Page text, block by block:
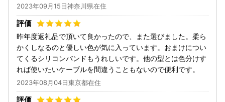
2023年09月15日神奈川県在住
昨年度返礼品で頂いて良かったので、また選びました。柔ら
かくしなるのと優しい色が気に入っています。おまけについ
てくるシリコンバンドもうれしいです。他の型とは色分けす
れば使いたいケーブルを間違うこともないので便利です。
2023年08月04日東京都在住